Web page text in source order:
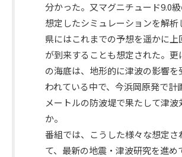
分かった。又マグニチュード9.0
想定したシミュレーションを解析
県にはこれまでの予想を遥かに
が到来することも想定された。更
の海底は、地形的に津波の影響を
われている中で、今浜岡原発で計
メートルの防波堤で果たして津波
か。
番組では、こうした様々な想定さ
て、最新の地震・津波研究を進め